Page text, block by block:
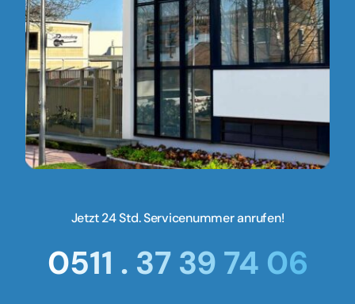
Jetzt 24 Std. Servicenummer anrufen!
0511 . 37 39 74 06